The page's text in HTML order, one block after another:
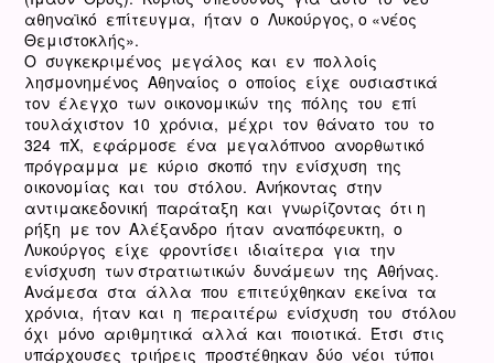
αθηναϊκό επίτευγμα, ήταν ο Λυκούργος, ο «νέος
Θεμιστοκλής».
Ο συγκεκριμένος μεγάλος και εν πολλοίς
λησμονημένος Αθηναίος ο οποίος είχε ουσιαστικά
τον έλεγχο των οικονομικών της πόλης του επί
τουλάχιστον 10 χρόνια, μέχρι τον θάνατο του το
324 πΧ, εφάρμοσε ένα μεγαλόπνοο ανορθωτικό
πρόγραμμα με κύριο σκοπό την ενίσχυση της
οικονομίας και του στόλου. Ανήκοντας στην
αντιμακεδονική παράταξη και γνωρίζοντας ότι η
ρήξη με τον Αλέξανδρο ήταν αναπόφευκτη, ο
Λυκούργος είχε φροντίσει ιδιαίτερα για την
ενίσχυση των στρατιωτικών δυνάμεων της Αθήνας.
Ανάμεσα στα άλλα που επιτεύχθηκαν εκείνα τα
χρόνια, ήταν και η περαιτέρω ενίσχυση του στόλου
όχι μόνο αριθμητικά αλλά και ποιοτικά. Έτσι στις
υπάρχουσες τριήρεις προστέθηκαν δύο νέοι τύποι